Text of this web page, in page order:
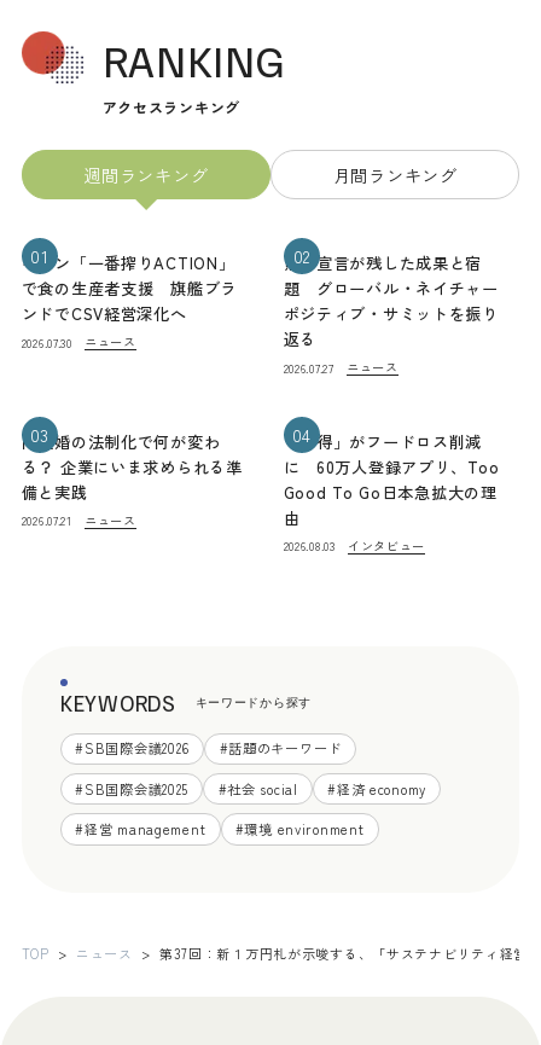
RANKING
アクセスランキング
週間ランキング 月間ランキング
01
キリン「一番搾りACTION」
で食の生産者支援 旗艦ブラ
ンドでCSV経営深化へ
2026.07.30 ニュース
02
熊本宣言が残した成果と宿
題 グローバル・ネイチャー
ポジティブ・サミットを振り
返る
2026.07.27 ニュース
03
同性婚の法制化で何が変わ
る？ 企業にいま求められる準
備と実践
2026.07.21 ニュース
04
「お得」がフードロス削減
に 60万人登録アプリ、Too
Good To Go日本急拡大の理
由
2026.08.03 インタビュー
KEYWORDS キーワードから探す
#SB国際会議2026 #話題のキーワード
#SB国際会議2025 #社会 social #経済 economy
#経営 management #環境 environment
TOP ニュース 第37回：新１万円札が示唆する、「サステナビリティ経営